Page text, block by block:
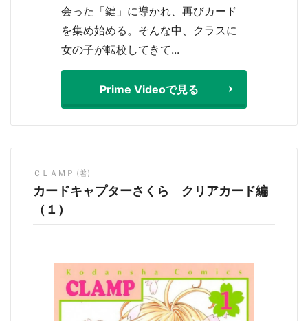
選択する
会った「鍵」に導かれ、再びカード
を集め始める。そんな中、クラスに
女の子が転校してきて...
Prime Videoで見る
ＣＬＡＭＰ (著)
カードキャプターさくら クリアカード編
（１）